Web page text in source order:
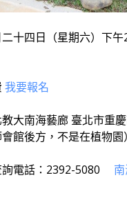
十四日（星期六）下
我要報名
大南海藝廊 臺北市重
館後方，不是在植物園）
電話：2392-5080